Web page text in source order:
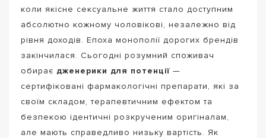
коли якісне сексуальне життя стало доступним
абсолютно кожному чоловікові, незалежно від
рівня доходів. Епоха монополії дорогих брендів
закінчилася. Сьогодні розумний споживач
обирає дженерики для потенції —
сертифіковані фармакологічні препарати, які за
своїм складом, терапевтичним ефектом та
безпекою ідентичні розкрученим оригіналам,
але мають справедливо низьку вартість. Як